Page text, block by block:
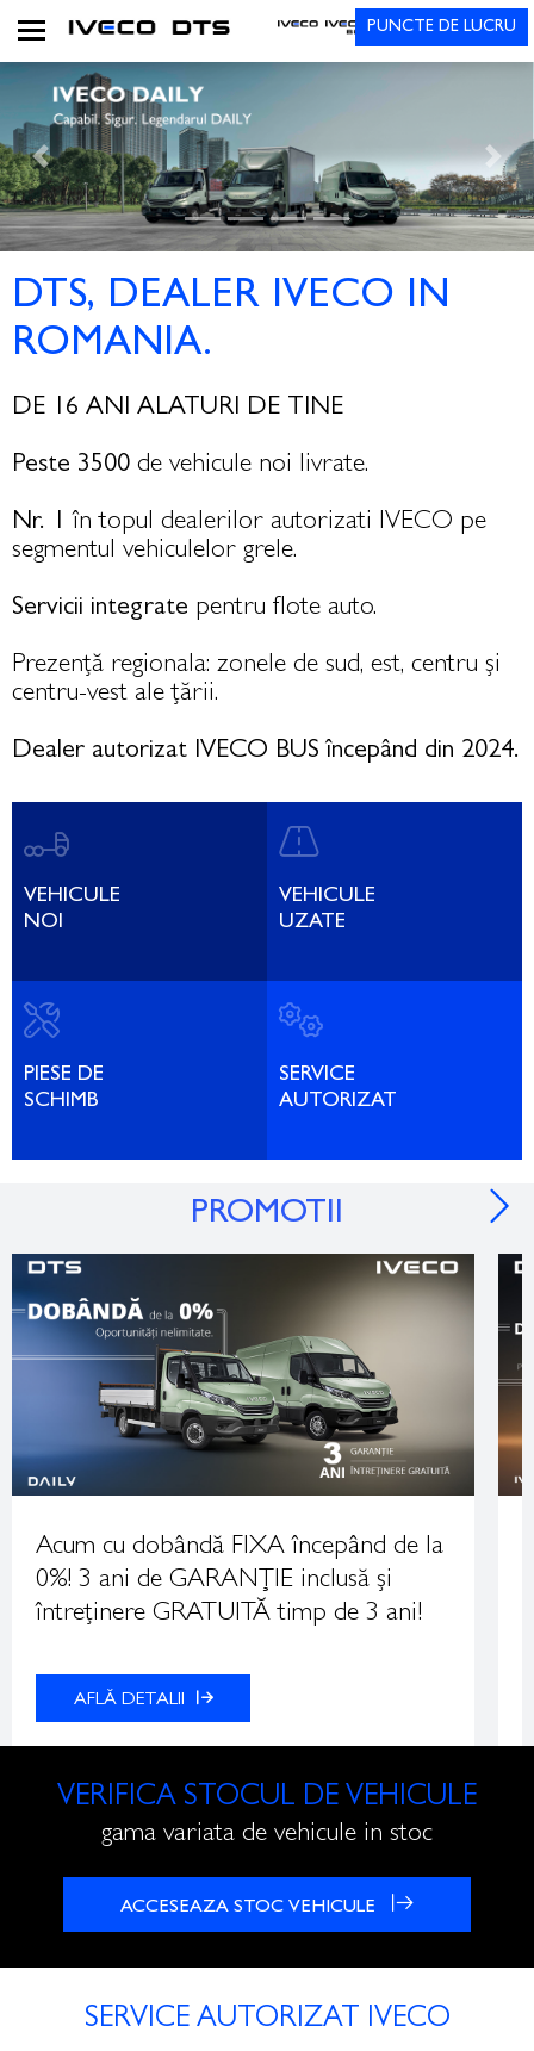
PUNCTE DE LUCRU
Previous Next
DTS, DEALER IVECO IN
ROMANIA.
DE 16 ANI ALATURI DE TINE
Peste 3500 de vehicule noi livrate.
Nr. 1în topul dealerilor autorizati IVECO pe
segmentul vehiculelor grele.
Servicii integrate pentru flote auto.
Prezență regionala: zonele de sud, est, centru și
centru-vest ale țării.
Dealer autorizat IVECO BUS începând din 2024.
VEHICULE
NOI
VEHICULE
UZATE
PIESE DE
SCHIMB
SERVICE
AUTORIZAT
PROMOTII
Acum cu dobândă FIXA începând de la
0%! 3 ani de GARANȚIE inclusă și
întreținere GRATUITĂ timp de 3 ani!
AFLĂ DETALII
VERIFICA STOCUL DE VEHICULE
gama variata de vehicule in stoc
ACCESEAZA STOC VEHICULE
SERVICE AUTORIZAT IVECO